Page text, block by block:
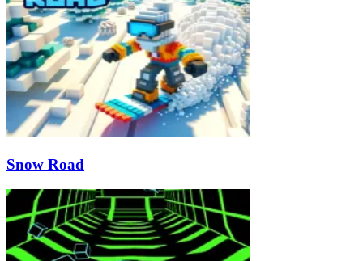
Snow Road